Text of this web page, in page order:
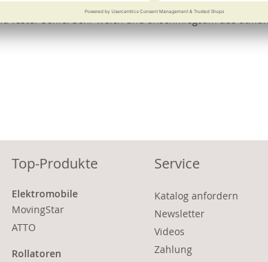
fester Sohle. Sehr weich und anschmiegsam aus
Top-Produkte
Elektromobile
MovingStar
ATTO
Rollatoren
Service
Katalog anfordern
Newsletter
Videos
Zahlung